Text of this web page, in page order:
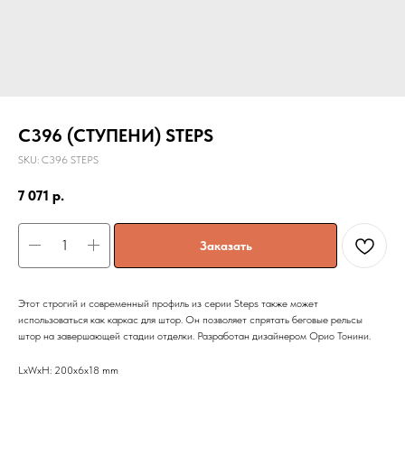
C396 (СТУПЕНИ) STEPS
SKU: C396 STEPS
7 071 р.
Заказать
Этот строгий и современный профиль из серии Steps также может
использоваться как каркас для штор. Он позволяет спрятать беговые рельсы
штор на завершающей стадии отделки. Разработан дизайнером Орио Тонини.
LxWxH: 200x6x18 mm